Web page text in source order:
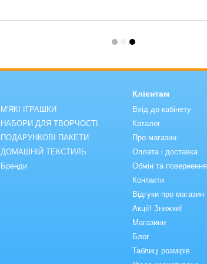
М'ЯКІ ІГРАШКИ
НАБОРИ ДЛЯ ТВОРЧОСТІ
ПОДАРУНКОВІ ПАКЕТИ
ДОМАШНІЙ ТЕКСТИЛЬ
Бренди
Клієнтам
Вхід до кабінету
Каталог
Про магазин
Оплата і доставка
Обмін та повернення
Контакти
Відгуки про магазин
Акції! Знижки!
Магазини
Блог
Таблиці розмірів